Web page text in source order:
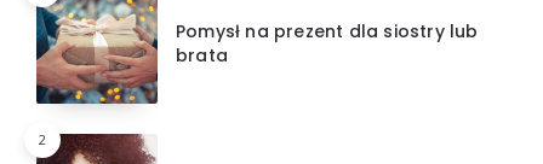
Pomysł na prezent dla siostry lub
brata
2